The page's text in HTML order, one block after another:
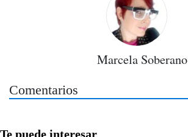
Marcela Soberano
Comentarios